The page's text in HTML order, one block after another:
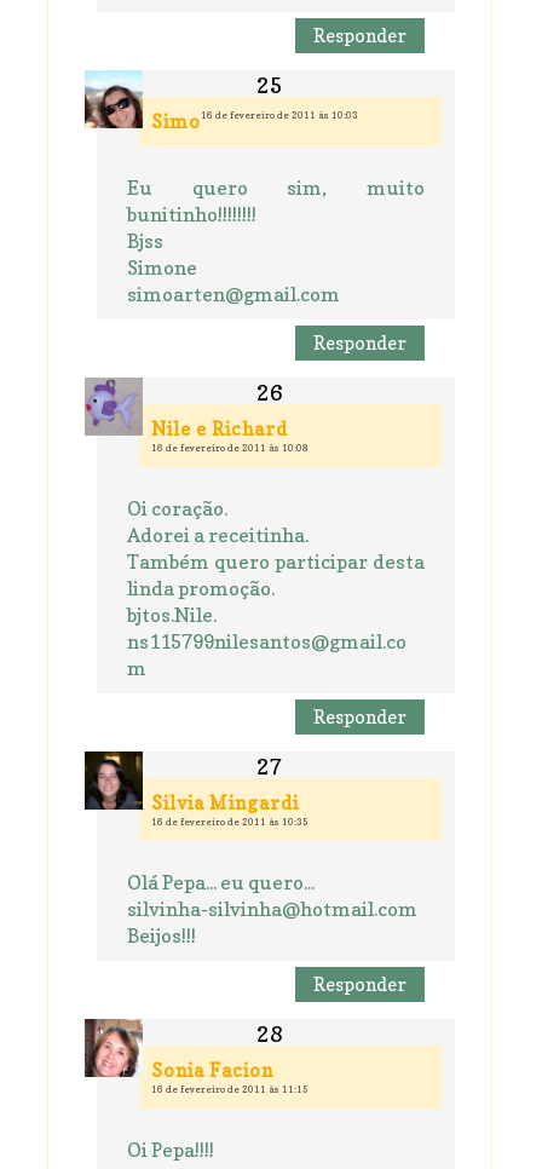
Responder
Simo 16 de fevereiro de 2011 às 10:03
Eu quero sim, muito
bunitinho!!!!!!!!
Bjss
Simone
simoarten@gmail.com
Responder
Nile e Richard
16 de fevereiro de 2011 às 10:08
Oi coração.
Adorei a receitinha.
Também quero participar desta
linda promoção.
bjtos.Nile.
ns115799nilesantos@gmail.co
m
Responder
Silvia Mingardi
16 de fevereiro de 2011 às 10:35
Olá Pepa... eu quero...
silvinha-silvinha@hotmail.com
Beijos!!!
Responder
Sonia Facion
16 de fevereiro de 2011 às 11:15
Oi Pepa!!!!